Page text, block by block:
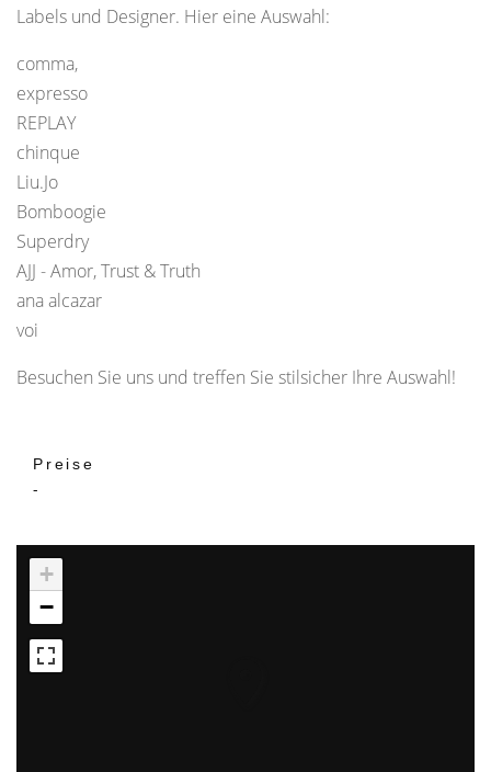
Labels und Designer. Hier eine Auswahl:
comma,
expresso
REPLAY
chinque
Liu.Jo
Bomboogie
Superdry
AJJ - Amor, Trust & Truth
ana alcazar
voi
Besuchen Sie uns und treffen Sie stilsicher Ihre Auswahl!
Preise
-
+
−